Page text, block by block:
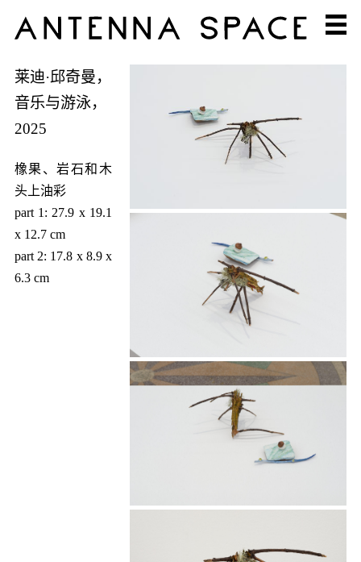
莱迪·邱奇曼，
音乐与游泳，
2025
橡果、岩石和木
头上油彩
part 1: 27.9 x 19.1
x 12.7 cm
part 2: 17.8 x 8.9 x
6.3 cm